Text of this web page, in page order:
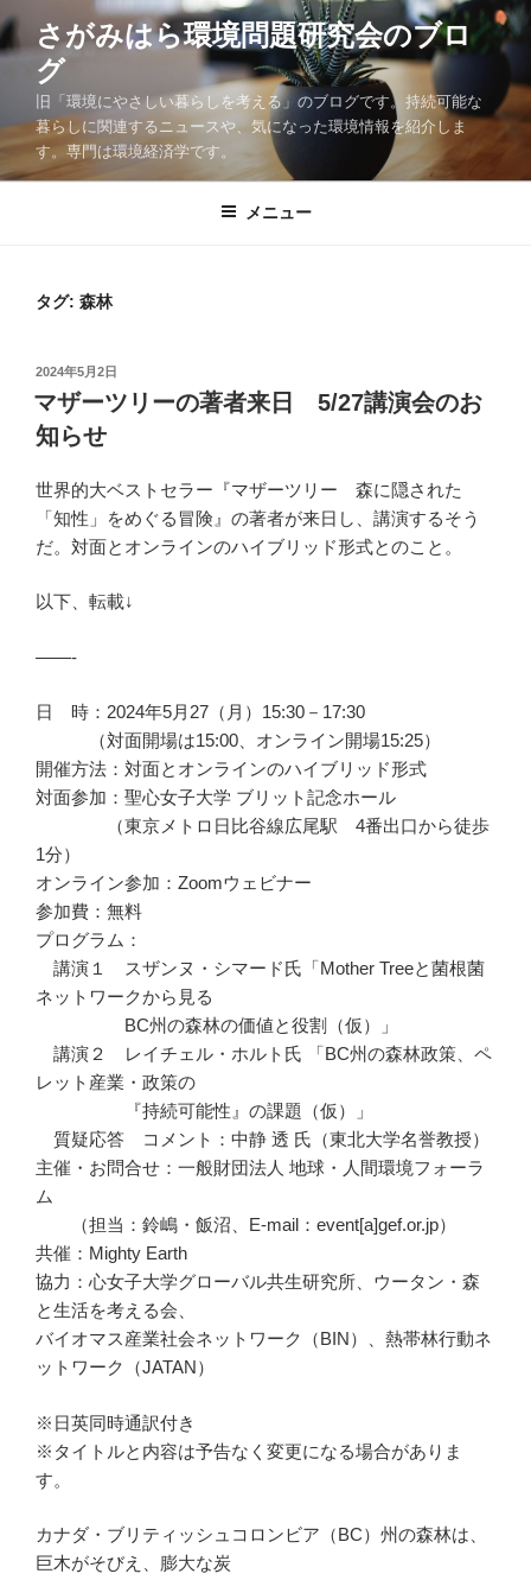
コ
ン
ツ
ス
さがみはら環境問題研究会のブロ
グ
旧「環境にやさしい暮らしを考える」のブログです。持続可能な
暮らしに関連するニュースや、気になった環境情報を紹介しま
す。専門は環境経済学です。
メニュー
タグ: 森林
投
日:
2024年5月2日
マザーツリーの著者来日 5/27講演会のお
知らせ
世界的大ベストセラー『マザーツリー 森に隠された
「知性」をめぐる冒険』の著者が来日し、講演するそう
だ。対面とオンラインのハイブリッド形式とのこと。
以下、転載↓
——-
日 時：2024年5月27（月）15:30－17:30
（対面開場は15:00、オンライン開場15:25）
開催方法：対面とオンラインのハイブリッド形式
対面参加：聖心女子大学 ブリット記念ホール
（東京メトロ日比谷線広尾駅 4番出口から徒歩
1分）
オンライン参加：Zoomウェビナー
参加費：無料
プログラム：
講演１ スザンヌ・シマード氏「Mother Treeと菌根菌
ネットワークから見る
BC州の森林の価値と役割（仮）」
講演２ レイチェル・ホルト氏 「BC州の森林政策、ペ
レット産業・政策の
『持続可能性』の課題（仮）」
質疑応答 コメント：中静 透 氏（東北大学名誉教授）
主催・お問合せ：一般財団法人 地球・人間環境フォーラ
ム
（担当：鈴嶋・飯沼、E-mail：event[a]gef.or.jp）
共催：Mighty Earth
協力：心女子大学グローバル共生研究所、ウータン・森
と生活を考える会、
バイオマス産業社会ネットワーク（BIN）、熱帯林行動ネ
ットワーク（JATAN）
※日英同時通訳付き
※タイトルと内容は予告なく変更になる場合がありま
す。
カナダ・ブリティッシュコロンビア（BC）州の森林は、
巨木がそびえ、膨大な炭